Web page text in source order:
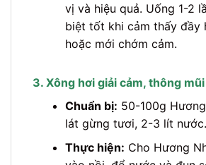
vị và hiệu quả. Uống 1-2
biệt tốt khi cảm thấy đầy
hoặc mới chớm cảm.
3. Xông hơi giải cảm, thông mũi
Chuẩn bị: 50-100g
lát gừng tươi, 2-3 lít nước.
Thực hiện: Cho Hương